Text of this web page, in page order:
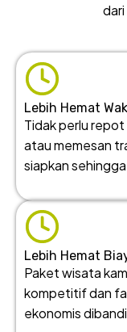
Lebih Hemat
Tidak perlu
atau memesan
siapkan
Lebih Hemat
Paket wisata
kompetitif dan
ekonomis